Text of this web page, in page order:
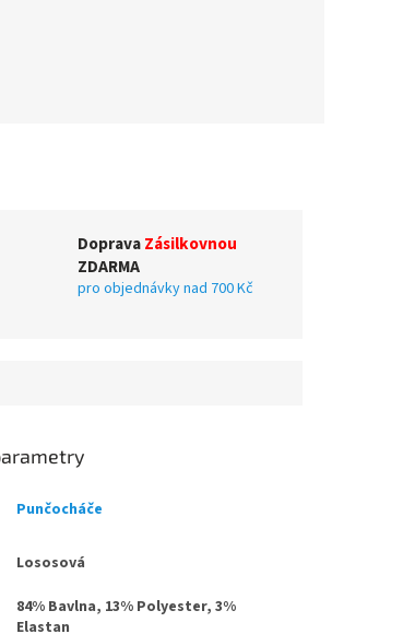
DopravaZásilkovnou
ZDARMA
pro objednávky nad 700 Kč
Punčocháče
Lososová
84% Bavlna, 13% Polyester, 3%
Elastan